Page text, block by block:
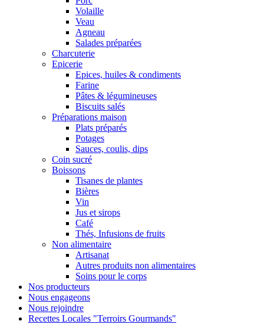
Volaille
Veau
Agneau
Salades préparées
Charcuterie
Epicerie
Epices, huiles & condiments
Farine
Pâtes & légumineuses
Biscuits salés
Préparations maison
Plats préparés
Potages
Sauces, coulis, dips
Coin sucré
Boissons
Tisanes de plantes
Bières
Vin
Jus et sirops
Café
Thés, Infusions de fruits
Non alimentaire
Artisanat
Autres produits non alimentaires
Soins pour le corps
Nos producteurs
Nous engageons
Nous rejoindre
Recettes Locales "Terroirs Gourmands"